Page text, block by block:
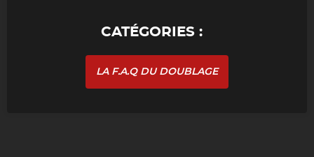
CATÉGORIES :
LA F.A.Q DU DOUBLAGE